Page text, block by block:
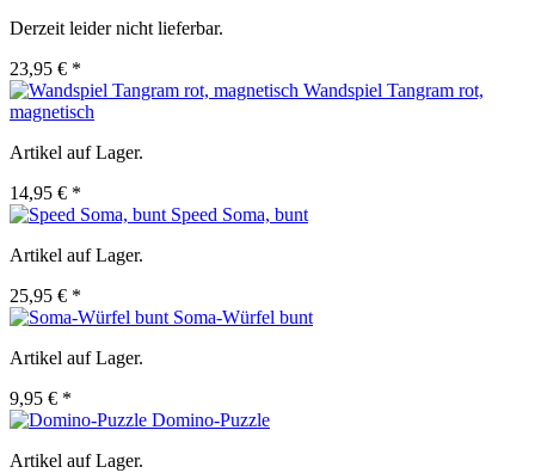
Derzeit leider nicht lieferbar.
23,95 € *
Wandspiel Tangram rot,
magnetisch
Artikel auf Lager.
14,95 € *
Speed Soma, bunt
Artikel auf Lager.
25,95 € *
Soma-Würfel bunt
Artikel auf Lager.
9,95 € *
Domino-Puzzle
Artikel auf Lager.